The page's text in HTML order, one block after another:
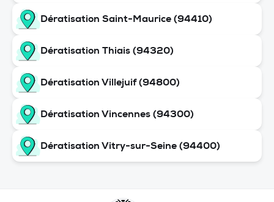
Dératisation Saint-Maurice (94410)
Dératisation Thiais (94320)
Dératisation Villejuif (94800)
Dératisation Vincennes (94300)
Dératisation Vitry-sur-Seine (94400)